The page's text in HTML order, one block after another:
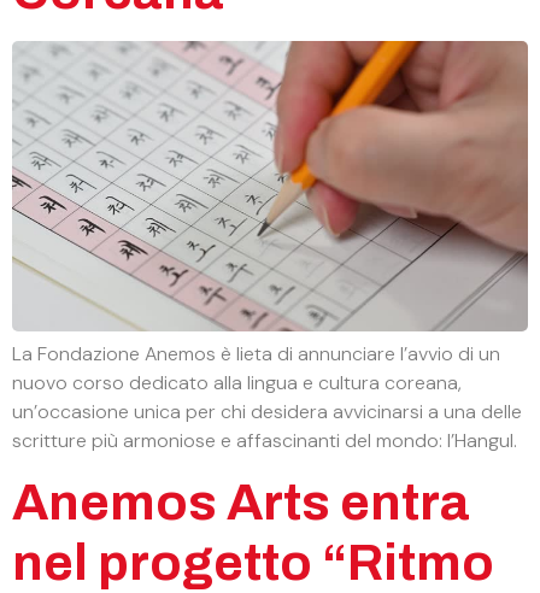
La Fondazione Anemos è lieta di annunciare l’avvio di un
nuovo corso dedicato alla lingua e cultura coreana,
un’occasione unica per chi desidera avvicinarsi a una delle
scritture più armoniose e affascinanti del mondo: l’Hangul.
Anemos Arts entra
nel progetto “Ritmo